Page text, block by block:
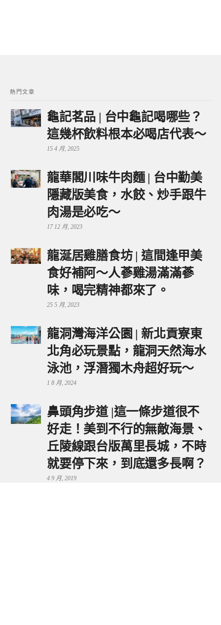
熱門文章
龜記茗品 | 台中龜記喝哪些？
這幾杯飲料根本必喝店代表～
15 4 月, 2025
龍華閣川味牛肉麵 | 台中勤美
隱藏版美食，水餃、炒手跟牛
肉湯是必吃～
17 12 月, 2023
龍涎居雞膳食坊 | 這間逢甲美
食好補阿～人蔘雞湯滿滿蔘
味，喝完精神都來了。
25 5 月, 2023
龍洞灣海洋公園 | 新北貢寮東
北角必玩景點，龍洞天然海水
泳池，浮潛獨木舟超好玩～
1 8 月, 2024
鼻頭角步道 |這一條步道很不
好走！美到不行的無敵海景、
丘陵線跟台版萬里長城，不時
就要停下來，到底還多長啊？
4 9 月, 2019